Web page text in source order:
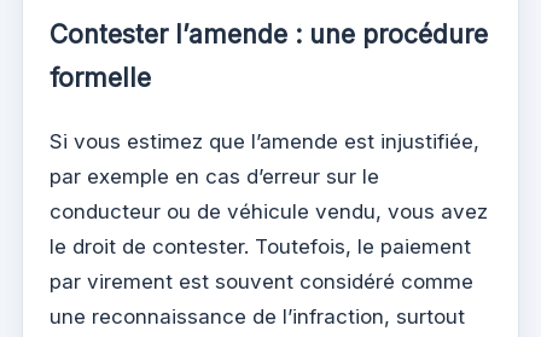
Contester l’amende : une procédure
formelle
Si vous estimez que l’amende est injustifiée,
par exemple en cas d’erreur sur le
conducteur ou de véhicule vendu, vous avez
le droit de contester. Toutefois, le paiement
par virement est souvent considéré comme
une reconnaissance de l’infraction, surtout